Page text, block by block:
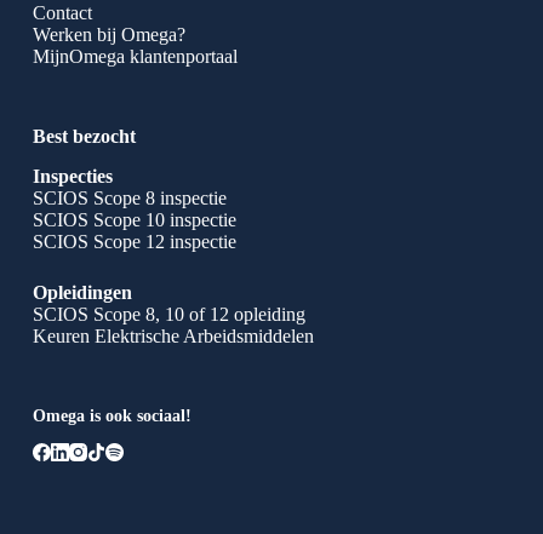
Contact
Werken bij Omega?
MijnOmega klantenportaal
Best bezocht
Inspecties
SCIOS Scope 8 inspectie
SCIOS Scope 10 inspectie
SCIOS Scope 12 inspectie
Opleidingen
SCIOS Scope 8, 10 of 12 opleiding
Keuren Elektrische Arbeidsmiddelen
Omega is ook sociaal!